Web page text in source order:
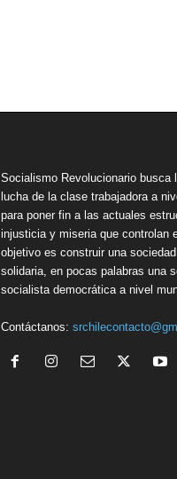
Socialismo Revolucionario busca
lucha de la clase trabajadora a
para poner fin a las actuales
injusticia y miseria que controlan
objetivo es construir una
solidaria, en pocas palabras una
socialista democrática a nivel
Contáctanos: